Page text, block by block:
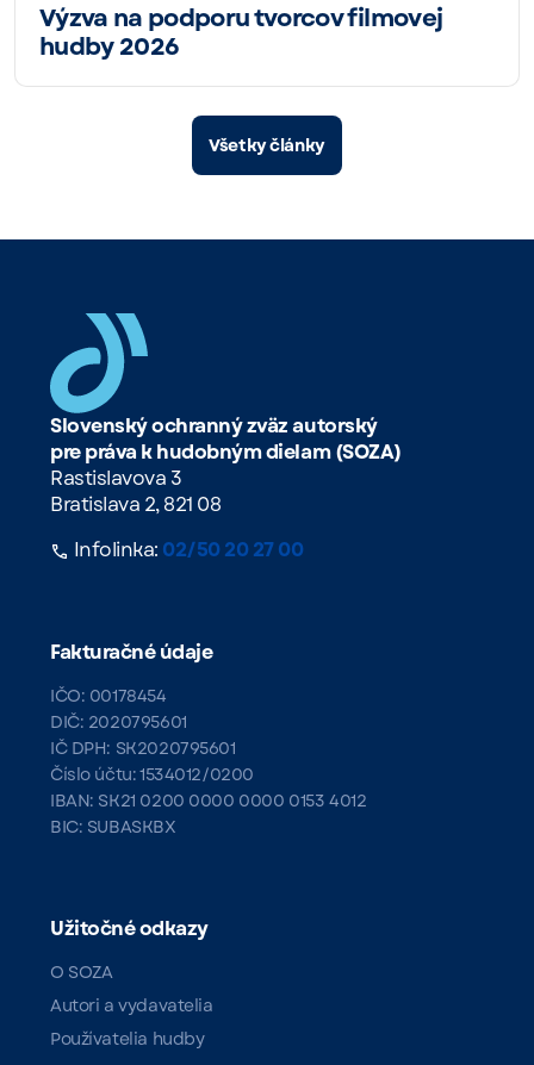
Výzva na podporu tvorcov filmovej
hudby 2026
Všetky články
Slovenský ochranný zväz autorský
pre práva k hudobným dielam (SOZA)
Rastislavova 3
Bratislava 2, 821 08
Infolinka: 02/50 20 27 00
Fakturačné údaje
IČO: 00178454
DIČ: 2020795601
IČ DPH: SK2020795601
Číslo účtu: 1534012/0200
IBAN: SK21 0200 0000 0000 0153 4012
BIC: SUBASKBX
Užitočné odkazy
O SOZA
Autori a vydavatelia
Používatelia hudby